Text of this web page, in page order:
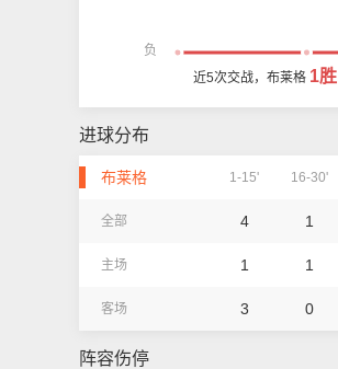
负
近5次交战，布莱格 1胜
进球分布
布莱格 1-15' 16-30'
全部 4 1
主场 1 1
客场 3 0
阵容伤停